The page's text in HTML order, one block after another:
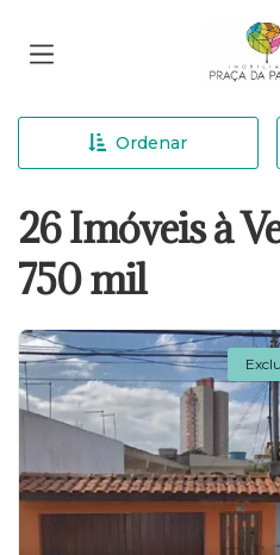
Ordenar
26 Imóveis à
750 mil